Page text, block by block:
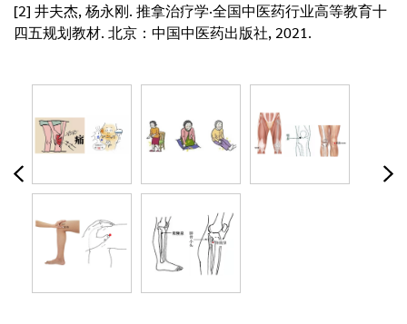
[2] 井夫杰, 杨永刚. 推拿治疗学·全国中医药行业高等教育十
四五规划教材. 北京：中国中医药出版社, 2021.